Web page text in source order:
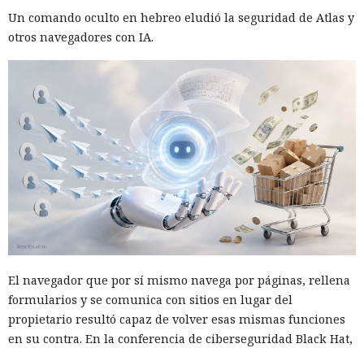
Un comando oculto en hebreo eludió la seguridad de Atlas y
otros navegadores con IA.
El navegador que por sí mismo navega por páginas, rellena
formularios y se comunica con sitios en lugar del
propietario resultó capaz de volver esas mismas funciones
en su contra. En la conferencia de ciberseguridad Black Hat,